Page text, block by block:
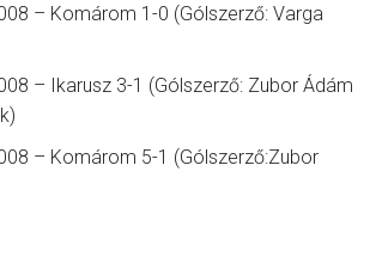
– Komárom 1-0 (Gólszerző: Varga
– Ikarusz 3-1 (Gólszerző: Zubor Ádám
– Komárom 5-1 (Gólszerző:Zubor